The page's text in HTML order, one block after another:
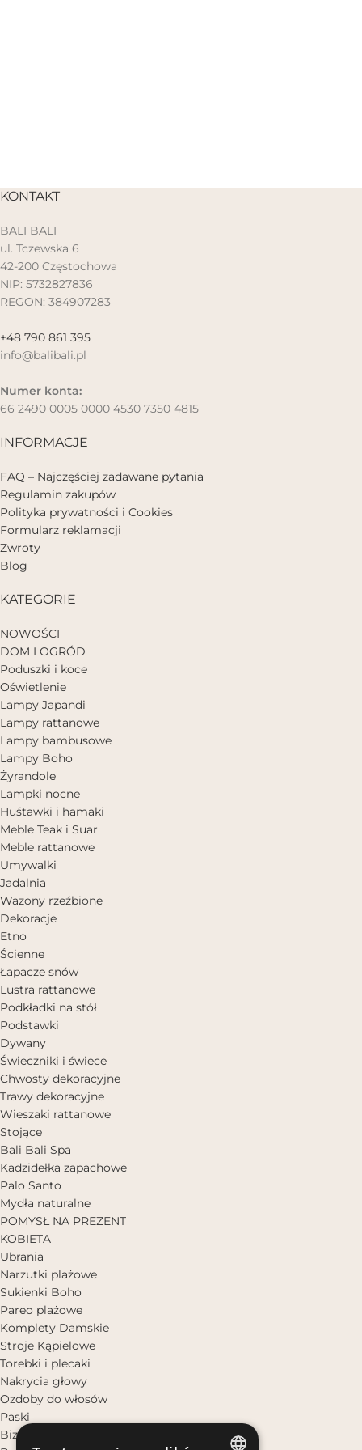
KONTAKT
BALI BALI
ul. Tczewska 6
42-200 Częstochowa
NIP: 5732827836
REGON: 384907283
+48 790 861 395
info@balibali.pl
Numer konta:
66 2490 0005 0000 4530 7350 4815
INFORMACJE
FAQ – Najczęściej zadawane pytania
Regulamin zakupów
Polityka prywatności i Cookies
Formularz reklamacji
Zwroty
Blog
KATEGORIE
NOWOŚCI
DOM I OGRÓD
Poduszki i koce
Oświetlenie
Lampy Japandi
Lampy rattanowe
Lampy bambusowe
Lampy Boho
Żyrandole
Lampki nocne
Huśtawki i hamaki
Meble Teak i Suar
Meble rattanowe
Umywalki
Jadalnia
Wazony rzeźbione
Dekoracje
Etno
Ścienne
Łapacze snów
Lustra rattanowe
Podkładki na stół
Podstawki
Dywany
Świeczniki i świece
Chwosty dekoracyjne
Trawy dekoracyjne
Wieszaki rattanowe
Stojące
Bali Bali Spa
Kadzidełka zapachowe
Palo Santo
Mydła naturalne
POMYSŁ NA PREZENT
KOBIETA
Ubrania
Narzutki plażowe
Sukienki Boho
Pareo plażowe
Komplety Damskie
Stroje Kąpielowe
Torebki i plecaki
Nakrycia głowy
Ozdoby do włosów
Paski
Biżuteria